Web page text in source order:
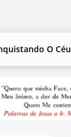
O Céu